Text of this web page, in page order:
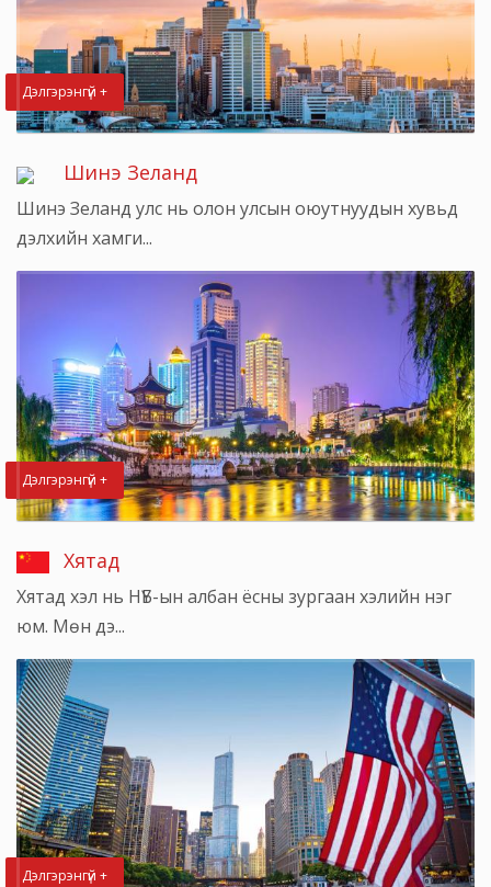
Дэлгэрэнгүй +
Шинэ Зеланд
Шинэ Зеланд улс нь олон улсын оюутнуудын хувьд
дэлхийн хамги...
Дэлгэрэнгүй +
Хятад
Хятад хэл нь НҮБ-ын албан ёсны зургаан хэлийн нэг
юм. Мөн дэ...
Дэлгэрэнгүй +